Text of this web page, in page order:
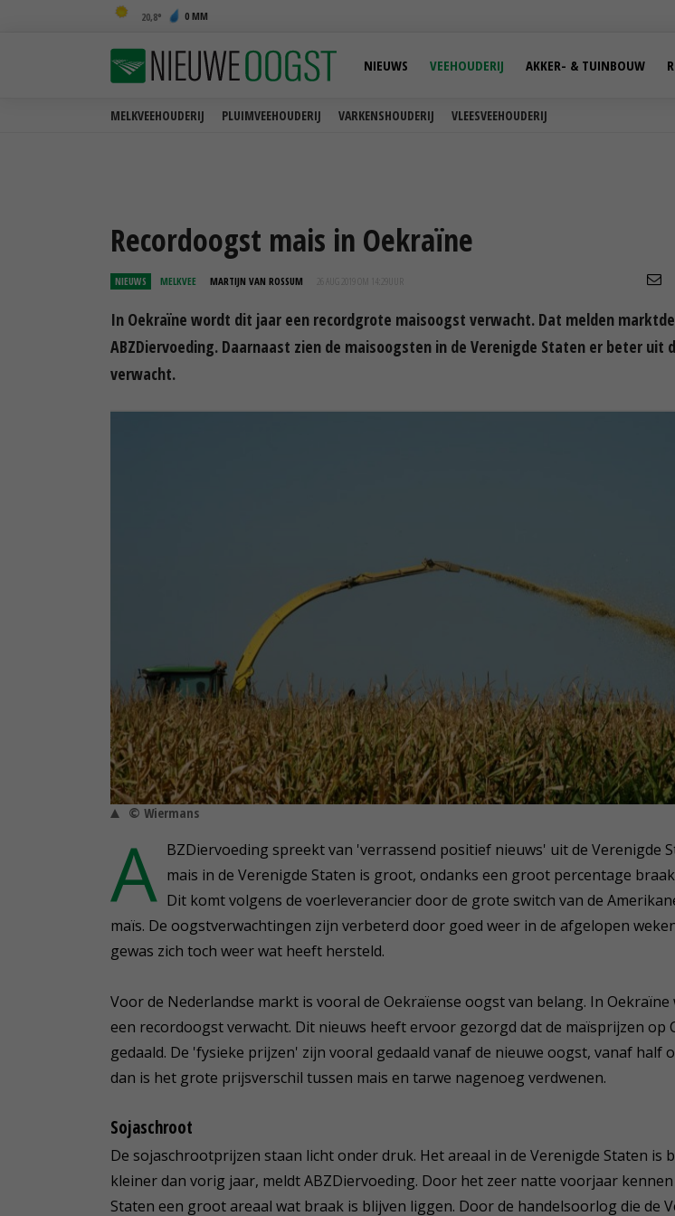
20,8 0 MM
MELKVEEHOUDERIJ PLUIMVEEHOUDERIJ VARKENSHOUDERIJ VLEESVEEHOUDERIJ
NIEUWS VEEHOUDERIJ AKKER- & TUINBOUW
Recordoogst mais in Oekraïne
NIEUWS MELKVEE MARTIJN VAN ROSSUM 26 AUG 2019 OM 14:29
In Oekraïne wordt dit jaar een recordgrote maisoogst verwacht. Dat melden
ABZDiervoeding. Daarnaast zien de maisoogsten in de Verenigde Staten er beter uit
verwacht.
© Wiermans
A BZDiervoeding spreekt van 'verrassend positief nieuws' uit de Verenigde
mais in de Verenigde Staten is groot, ondanks een groot percentage
Dit komt volgens de voerleverancier door de grote switch van de
maïs. De oogstverwachtingen zijn verbeterd door goed weer in de afgelopen
gewas zich toch weer wat heeft hersteld.
Voor de Nederlandse markt is vooral de Oekraïense oogst van belang. In
een recordoogst verwacht. Dit nieuws heeft ervoor gezorgd dat de maïsprijzen op
gedaald. De 'fysieke prijzen' zijn vooral gedaald vanaf de nieuwe oogst, vanaf half
dan is het grote prijsverschil tussen mais en tarwe nagenoeg verdwenen.
Sojaschroot
De sojaschrootprijzen staan licht onder druk. Het areaal in de Verenigde Staten is
kleiner dan vorig jaar, meldt ABZDiervoeding. Door het zeer natte voorjaar
Staten een groot areaal wat braak is blijven liggen. Door de handelsoorlog die de